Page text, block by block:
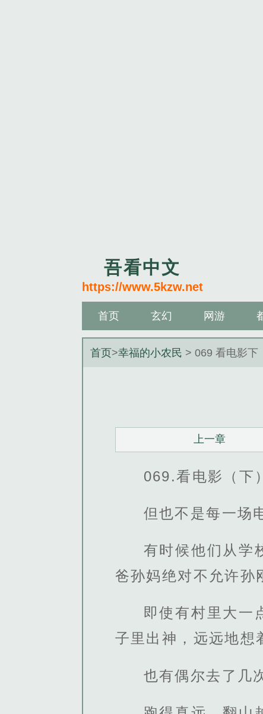
吾看中文
https://www.5kzw.net
首页 玄幻 网游
首页>幸福的小农民 > 069 看电影下
上一章
069.看电影（下
但也不是每一场
有时候他们从学
爸孙妈绝对不允许孙
即使有村里大一
子里出神，远远地想
也有偶尔去了几